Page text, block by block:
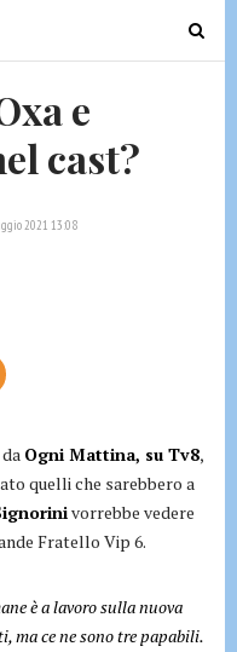
T
o
n
e
cast?
2021 13:08
Ogni Mattina, su Tv8,
quelli che sarebbero a
vorrebbe vedere
Fratello Vip 6.
è a lavoro sulla nuova
ma ce ne sono tre papabili.